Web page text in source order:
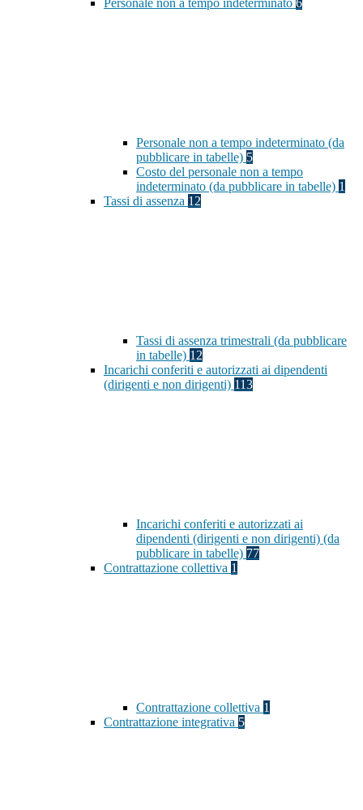
Personale non a tempo indeterminato 6
Personale non a tempo indeterminato (da
pubblicare in tabelle) 5
Costo del personale non a tempo
indeterminato (da pubblicare in tabelle) 1
Tassi di assenza 12
Tassi di assenza trimestrali (da pubblicare
in tabelle) 12
Incarichi conferiti e autorizzati ai dipendenti
(dirigenti e non dirigenti) 113
Incarichi conferiti e autorizzati ai
dipendenti (dirigenti e non dirigenti) (da
pubblicare in tabelle) 77
Contrattazione collettiva 1
Contrattazione collettiva 1
Contrattazione integrativa 5